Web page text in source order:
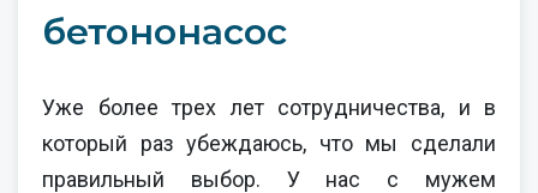
бетононасос
Уже более трех лет сотрудничества, и в
который раз убеждаюсь, что мы сделали
правильный выбор. У нас с мужем